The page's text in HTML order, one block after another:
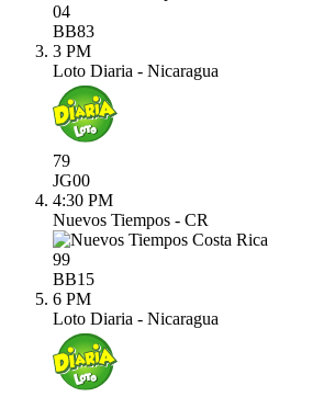
04
BB83
3 PM
Loto Diaria - Nicaragua
79
JG00
4:30 PM
Nuevos Tiempos - CR
99
BB15
6 PM
Loto Diaria - Nicaragua